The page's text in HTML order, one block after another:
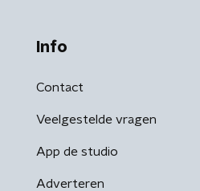
Info
Contact
Veelgestelde vragen
App de studio
Adverteren